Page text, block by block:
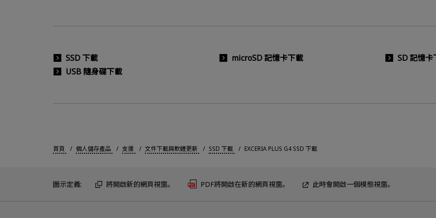
SSD 下載 microSD 記憶卡下載
SD 記憶卡
USB 隨身碟下載
首頁 個人儲存產品 支援 文件下載與軟體更新 SSD 下載 EXCERIA PLUS G4 SSD 下載
圖示定義: 將開啟新的網頁視窗。 PDF將開啟在新的網頁視窗。 此時會開啟一個模態視窗。